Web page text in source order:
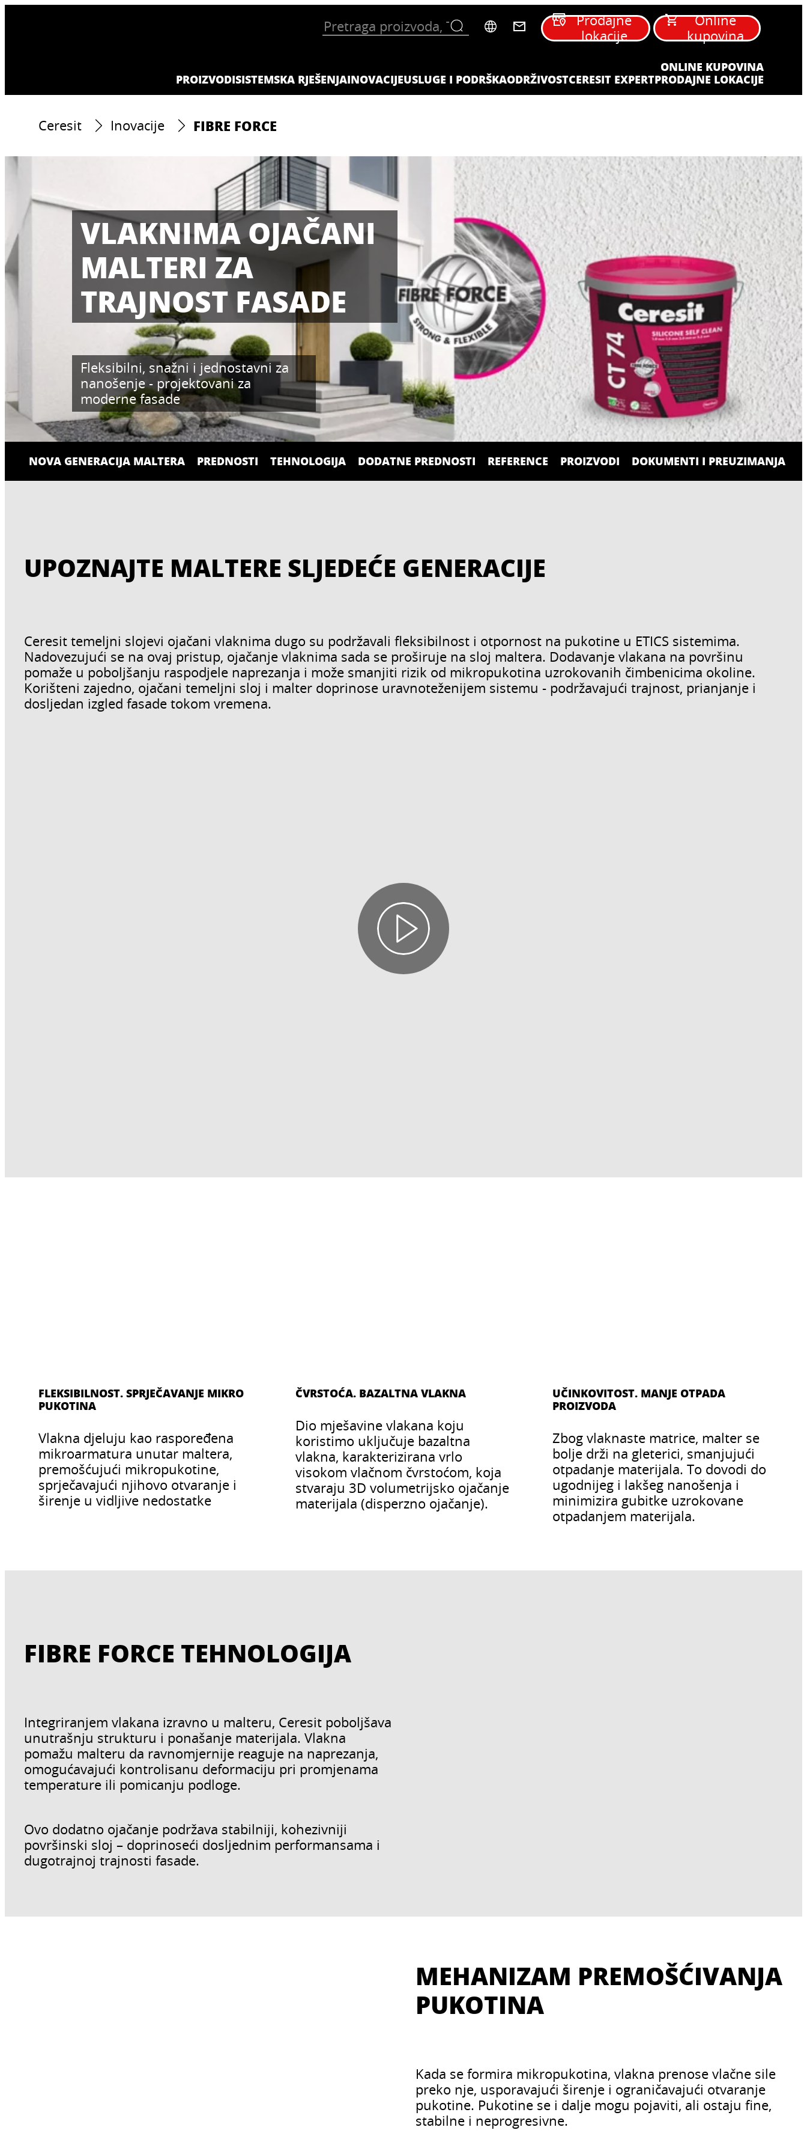
PROIZVODISISTEMSKA RJEŠENJAINOVACIJEUSLUGE I PODRŠKAODRŽIVOSTCERESIT EXPERTPRODAJNE LOKACIJE
ONLINE KUPOVINA
Prodajne
lokacije
Online
kupovina
Ceresit Inovacije FIBRE FORCE
VLAKNIMA OJAČANI
MALTERI ZA
TRAJNOST FASADE
Fleksibilni, snažni i jednostavni za
nanošenje - projektovani za
moderne fasade
NOVA GENERACIJA MALTERA PREDNOSTI TEHNOLOGIJA DODATNE PREDNOSTI REFERENCE PROIZVODI DOKUMENTI I PREUZIMANJA
UPOZNAJTE MALTERE SLJEDEĆE GENERACIJE
Ceresit temeljni slojevi ojačani vlaknima dugo su podržavali fleksibilnost i otpornost na pukotine u ETICS sistemima.
Nadovezujući se na ovaj pristup, ojačanje vlaknima sada se proširuje na sloj maltera. Dodavanje vlakana na površinu
pomaže u poboljšanju raspodjele naprezanja i može smanjiti rizik od mikropukotina uzrokovanih čimbenicima okoline.
Korišteni zajedno, ojačani temeljni sloj i malter doprinose uravnoteženijem sistemu - podržavajući trajnost, prianjanje i
dosljedan izgled fasade tokom vremena.
FLEKSIBILNOST. SPRJEČAVANJE MIKRO
PUKOTINA
Vlakna djeluju kao raspoređena
mikroarmatura unutar maltera,
premošćujući mikropukotine,
sprječavajući njihovo otvaranje i
širenje u vidljive nedostatke
ČVRSTOĆA. BAZALTNA VLAKNA
Dio mješavine vlakana koju
koristimo uključuje bazaltna
vlakna, karakterizirana vrlo
visokom vlačnom čvrstoćom, koja
stvaraju 3D volumetrijsko ojačanje
materijala (disperzno ojačanje).
UČINKOVITOST. MANJE OTPADA
PROIZVODA
Zbog vlaknaste matrice, malter se
bolje drži na gleterici, smanjujući
otpadanje materijala. To dovodi do
ugodnijeg i lakšeg nanošenja i
minimizira gubitke uzrokovane
otpadanjem materijala.
FIBRE FORCE TEHNOLOGIJA
Integriranjem vlakana izravno u malteru, Ceresit poboljšava
unutrašnju strukturu i ponašanje materijala. Vlakna
pomažu malteru da ravnomjernije reaguje na naprezanja,
omogućavajući kontrolisanu deformaciju pri promjenama
temperature ili pomicanju podloge.
Ovo dodatno ojačanje podržava stabilniji, kohezivniji
površinski sloj – doprinoseći dosljednim performansama i
dugotrajnoj trajnosti fasade.
MEHANIZAM PREMOŠĆIVANJA
PUKOTINA
Kada se formira mikropukotina, vlakna prenose vlačne sile
preko nje, usporavajući širenje i ograničavajući otvaranje
pukotine. Pukotine se i dalje mogu pojaviti, ali ostaju fine,
stabilne i neprogresivne.